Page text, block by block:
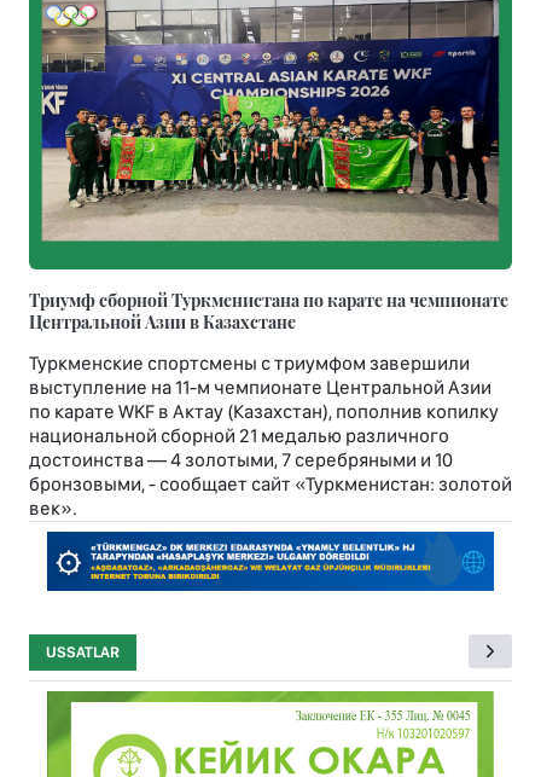
Триумф сборной Туркменистана по карате на чемпионате
Центральной Азии в Казахстане
Туркменские спортсмены с триумфом завершили
выступление на 11-м чемпионате Центральной Азии
по карате WKF в Актау (Казахстан), пополнив копилку
национальной сборной 21 медалью различного
достоинства — 4 золотыми, 7 серебряными и 10
бронзовыми, - сообщает сайт «Туркменистан: золотой
век».
USSATLAR